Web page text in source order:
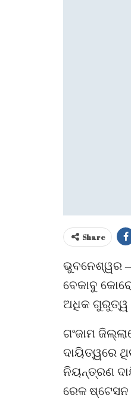
Share
ଭୁବନେଶ୍ୱର –
ବେକାବୁ
ଅଧିକ ଗୁରୁତ୍ୱ
ଗଂଜାମ
ଦାୟିତ୍ୱରେ
ନିୟନ୍ତ୍ରଣ
ରେଳ